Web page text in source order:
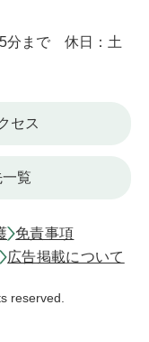
分まで 休日：土
セス
覧
免責事項
広告掲載について
reserved.